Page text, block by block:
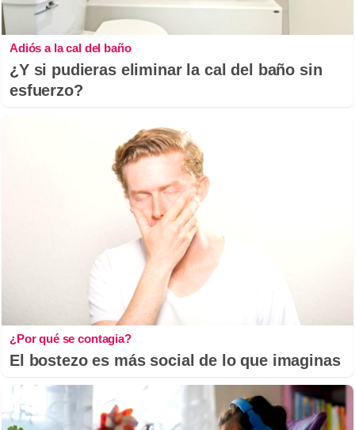
Adiós a la cal del baño
¿Y si pudieras eliminar la cal del baño sin
esfuerzo?
¿Por qué se contagia?
El bostezo es más social de lo que imaginas